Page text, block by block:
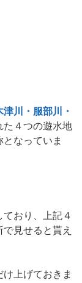
津川・服部川・
た４つの遊水地
となっていま
ており、上記４
見せると貰え
上げておきま